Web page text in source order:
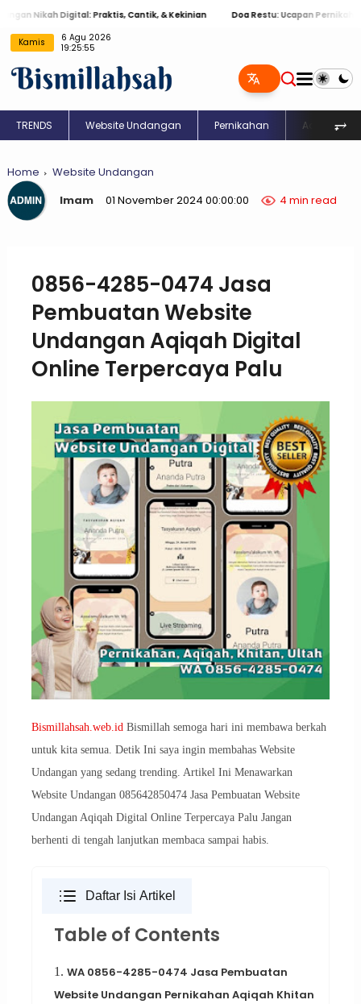
Nikah Digital: Praktis, Cantik, & Kekinian Doa Restu: Ucapan Pernikahan
Kamis
6 Agu 2026
19:25:56
TRENDS Website Undangan Pernikahan Aqiqah⥅
Home
Website Undangan
Imam
01 November 2024 00:00:00 4 min read
0856-4285-0474 Jasa
Pembuatan Website
Undangan Aqiqah Digital
Online Terpercaya Palu
Bismillahsah.web.idBismillah semoga hari ini membawa berkah
untuk kita semua. Detik Ini saya ingin membahas Website
Undangan yang sedang trending. Artikel Ini Menawarkan
Website Undangan 085642850474 Jasa Pembuatan Website
Undangan Aqiqah Digital Online Terpercaya Palu Jangan
berhenti di tengah lanjutkan membaca sampai habis.
Daftar Isi Artikel
Table of Contents
1. WA 0856-4285-0474 Jasa Pembuatan
Website Undangan Pernikahan Aqiqah Khitan